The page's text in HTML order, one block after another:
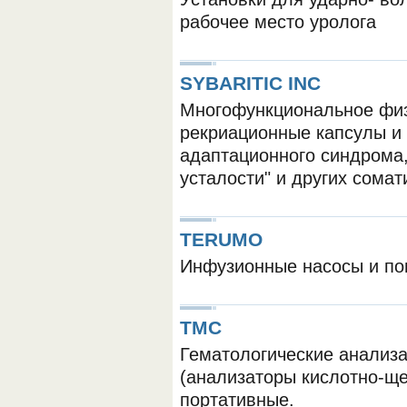
ОБОРУДОВАНИЯ МЕДКОМ
рабочее место уролога
SYBARITIC INC
Многофункциональное
рекриационные капсулы
адаптационного
усталости" и других
TERUMO
Инфузионные насосы и
TMC
Гематологические
(анализаторы кислотно-
портативные.